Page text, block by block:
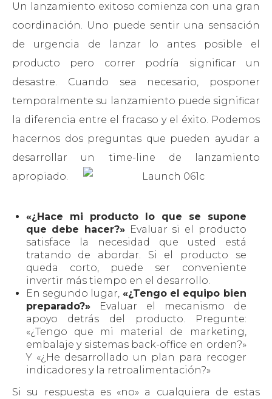
Un lanzamiento exitoso comienza con una gran
coordinación. Uno puede sentir una sensación
de urgencia de lanzar lo antes posible el
producto pero correr podría significar un
desastre. Cuando sea necesario, posponer
temporalmente su lanzamiento puede significar
la diferencia entre el fracaso y el éxito. Podemos
hacernos dos preguntas que pueden ayudar a
desarrollar un time-line de lanzamiento
apropiado.
«¿Hace mi producto lo que se supone
que debe hacer?»Evaluar si el producto
satisface la necesidad que usted está
tratando de abordar. Si el producto se
queda corto, puede ser conveniente
invertir más tiempo en el desarrollo.
En segundo lugar, «¿Tengo el equipo bien
preparado?»Evaluar el mecanismo de
apoyo detrás del producto. Pregunte:
«¿Tengo que mi material de marketing,
embalaje y sistemas back-office en orden?»
Y «¿He desarrollado un plan para recoger
indicadores y la retroalimentación?»
Si su respuesta es «no» a cualquiera de estas